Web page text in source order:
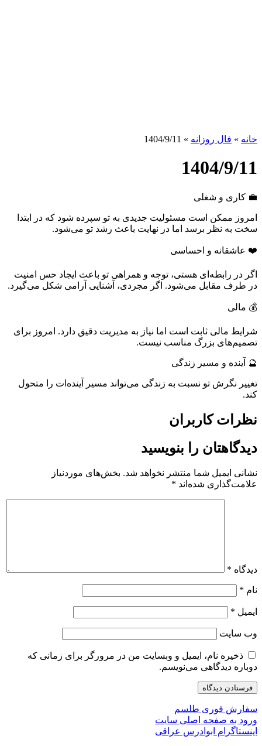
خانه » فال روزانه »
1404/9/11
1404/9/11
💼 کاری و شغلی
امروز ممکن است مسئولیت جدیدی به تو سپرده شود که در ابتدا
سخت به نظر برسد اما در نهایت باعث رشد تو می‌شود.
❤️ عاشقانه و احساسی
اگر در رابطه‌ای هستی، توجه و همراهی تو باعث ایجاد حس امنیت
در طرف مقابل می‌شود. اگر مجردی، آشنایی آرامی شکل می‌گیرد.
💰 مالی
شرایط مالی ثابت است اما نیاز به مدیریت دقیق دارد. امروز برای
تصمیم‌های بزرگ مناسب نیست.
🔮 آینده و مسیر زندگی
تغییر نگرش تو نسبت به زندگی می‌تواند مسیر آینده‌ات را متحول
کند.
نظرات کاربران
دیدگاهتان را بنویسید
نشانی ایمیل شما منتشر نخواهد شد. بخش‌های موردنیاز
علامت‌گذاری شده‌اند *
دیدگاه *
نام *
ایمیل *
وب‌ سایت
ذخیره نام، ایمیل و وبسایت من در مرورگر برای زمانی که
دوباره دیدگاهی می‌نویسم.
سفارش فوری طلسم
ورود به صفحه اصلی سایت
اینستاگرام ابوادرس عراقی